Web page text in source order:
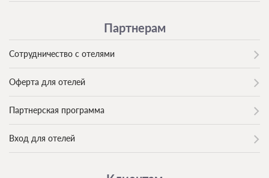
Партнерам
Сотрудничество с отелями
Оферта для отелей
Партнерская программа
Вход для отелей